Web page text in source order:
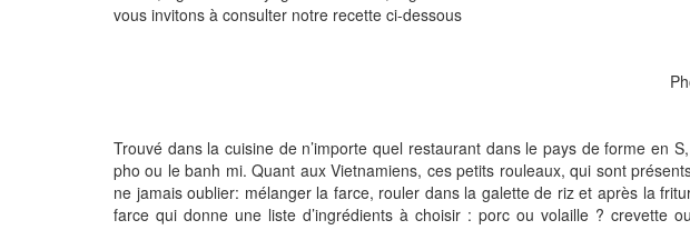
vous invitons à consulter notre recette ci-dessous
Trouvé dans la cuisine de n’importe quel restaurant dans le pays de forme
pho ou le banh mi. Quant aux Vietnamiens, ces petits rouleaux, qui sont
ne jamais oublier: mélanger la farce, rouler dans la galette de riz et après la
farce qui donne une liste d’ingrédients à choisir : porc ou volaille ? crevette